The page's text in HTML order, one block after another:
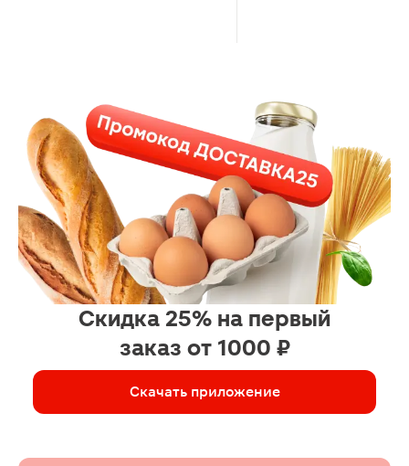
Скидка 25% на первый
заказ от 1000 ₽
Скачать приложение